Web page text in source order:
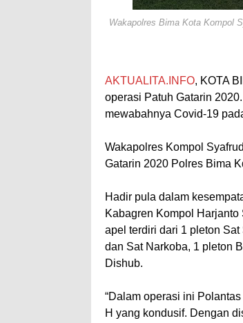
Wakapolres Bima Kota Kompol
AKTUALITA.INFO, KOTA
operasi Patuh Gatarin
mewabahnya Covid-19
Wakapolres Kompol
Gatarin 2020 Polres Bima
Hadir pula dalam
Kabagren Kompol
apel terdiri dari 1 pleton
dan Sat Narkoba, 1 pleton
Dishub.
“Dalam operasi ini
H yang kondusif. Dengan